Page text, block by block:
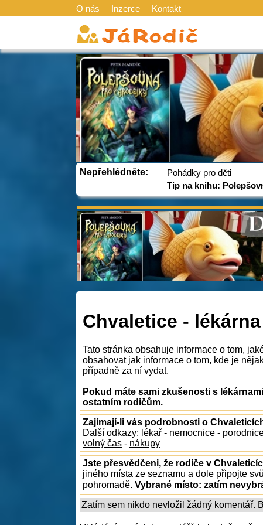
O nás Inzerce Kontakt
Nepřehlédněte:
Pohádky pro děti
Tip na knihu:
Chvaletice - lékárna
Tato stránka obsahuje informace o tom,
obsahovat jak informace o tom, kde je
případně za ní vydat.
Pokud máte sami zkušenosti s
ostatním rodičům.
Zajímají-li vás podrobnosti o
Další odkazy: lékař - nemocnice -
volný čas - nákupy
Jste přesvědčeni, že rodiče v
jiného místa ze seznamu a dole připojte
pohromadě. Vybrané místo: zatím
Zatím sem nikdo nevložil žádný komentář.